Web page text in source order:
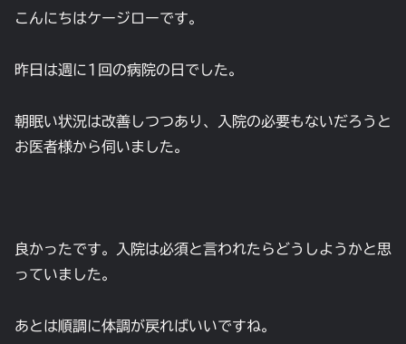
こんにちはケージローです。
昨日は週に1回の病院の日でした。
朝眠い状況は改善しつつあり、入院の必要もないだろうと
お医者様から伺いました。
良かったです。入院は必須と言われたらどうしようかと思
っていました。
あとは順調に体調が戻ればいいですね。